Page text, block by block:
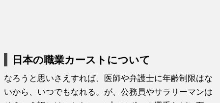
日本の職業カーストについて
なろうと思いさえすれば、医師や弁護士に年齢制限はな
いから、いつでもなれる。が、公務員やサラリーマンは